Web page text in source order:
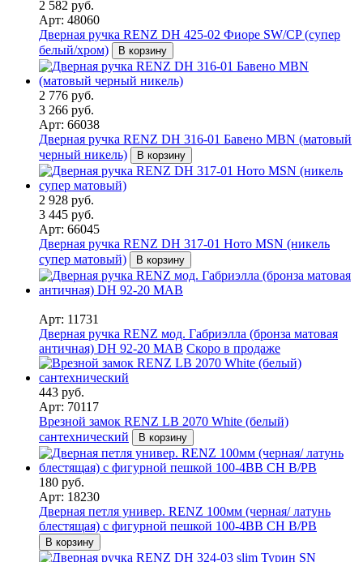
2 582 руб.
Арт: 48060
Дверная ручка RENZ DH 425-02 Фиоре SW/CP (супер
белый/хром)
В корзину
2 776 руб.
3 266 руб.
Арт: 66038
Дверная ручка RENZ DH 316-01 Бавено MBN (матовый
черный никель)
В корзину
2 928 руб.
3 445 руб.
Арт: 66045
Дверная ручка RENZ DH 317-01 Ното MSN (никель
супер матовый)
В корзину
Арт: 11731
Дверная ручка RENZ мод. Габриэлла (бронза матовая
античная) DH 92-20 MAB Скоро в продаже
443 руб.
Арт: 70117
Врезной замок RENZ LB 2070 White (белый)
сантехнический
В корзину
180 руб.
Арт: 18230
Дверная петля универ. RENZ 100мм (черная/ латунь
блестящая) с фигурной пешкой 100-4BB CH B/PB
В корзину